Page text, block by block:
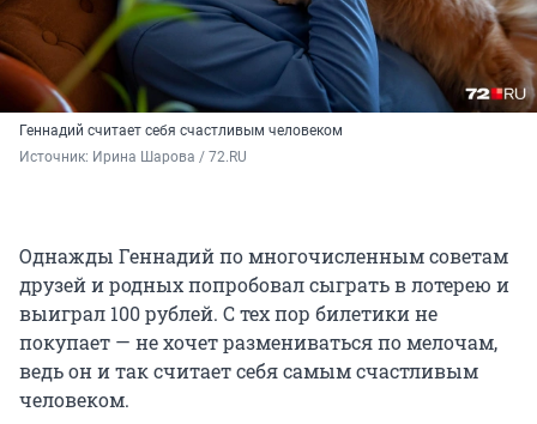
Геннадий считает себя счастливым человеком
Источник: Ирина Шарова / 72.RU
Однажды Геннадий по многочисленным советам
друзей и родных попробовал сыграть в лотерею и
выиграл 100 рублей. С тех пор билетики не
покупает — не хочет размениваться по мелочам,
ведь он и так считает себя самым счастливым
человеком.